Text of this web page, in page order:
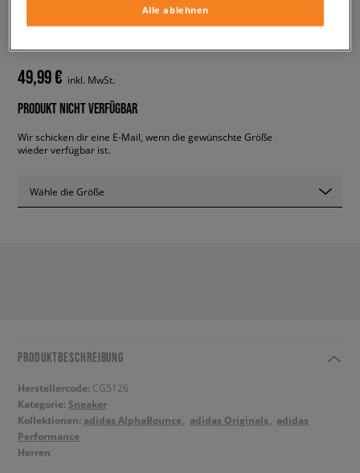
ADIDAS ALPHABOUNCE RC M
herren, sneaker
49,99 € inkl. MwSt.
PRODUKT NICHT VERFÜGBAR
Wir schicken dir eine E-Mail, wenn die gewünschte Größe
wieder verfügbar ist.
Wähle die Größe
PRODUKTBESCHREIBUNG
Herstellercode: CG5126
Kategorie: Sneaker
Kollektionen: adidas AlphaBounce adidas Originals
adidas
Performance
Herren
Alle ablehnen